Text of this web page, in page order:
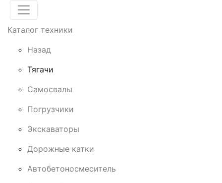
Каталог техники
Назад
Тягачи
Cамосвалы
Погрузчики
Экскаваторы
Дорожные катки
Автобетоносмеситель